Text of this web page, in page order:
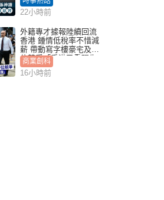
22小時前
外籍專才據報陸續回流
香港 鍾情低稅率不惜減
薪 帶動寫字樓豪宅及學
位競爭「香港已重現生
機」
商業創科
16小時前